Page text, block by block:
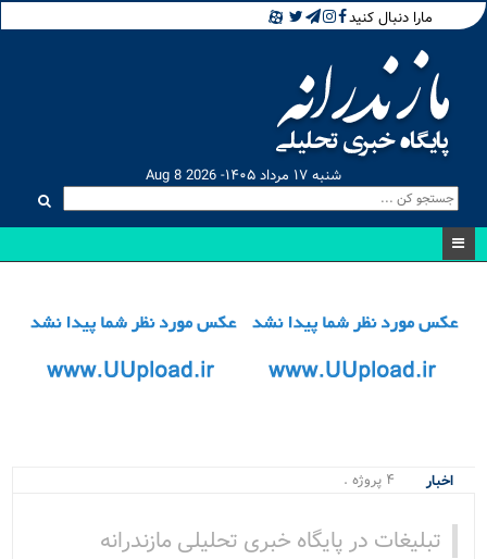
مارا دنبال کنید
شنبه ۱۷ مرداد ۱۴۰۵- Aug 8 2026
اخبار
۴ پروژه مه.
تبلیغات در پایگاه خبری تحلیلی مازندرانه